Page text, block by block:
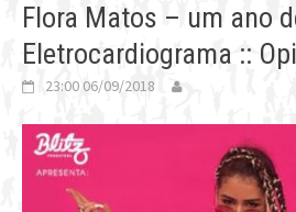
Flora Matos – um ano
Eletrocardiograma ::
23:00 06/09/2018